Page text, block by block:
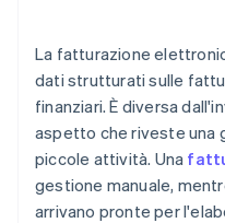
La fatturazione
dati strutturati sulle
finanziari. È diversa
aspetto che riveste una
piccole attività. Una
gestione manuale,
arrivano pronte per